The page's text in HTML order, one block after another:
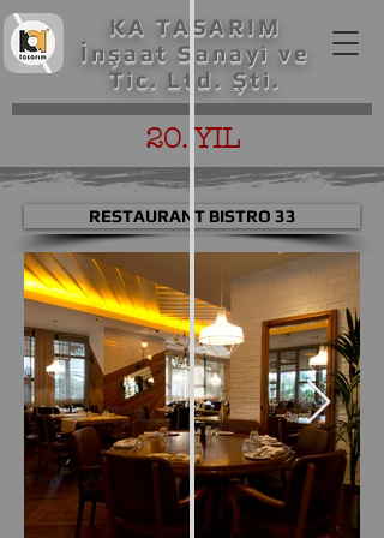
KA TASARIM
İnşaat Sanayi ve
Tic. Ltd. Şti.
20. YIL
RESTAURANT BISTRO 33